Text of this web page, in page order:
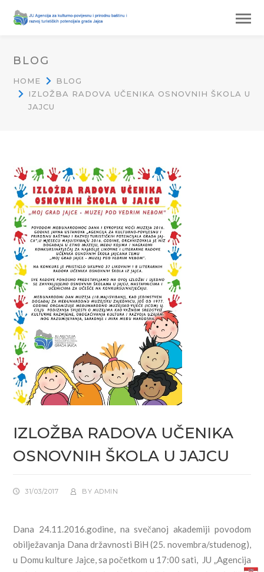
BLOG
HOME
BLOG
IZLOŽBA RADOVA UČENIKA OSNOVNIH ŠKOLA U
JAJCU
IZLOŽBA RADOVA UČENIKA
OSNOVNIH ŠKOLA U JAJCU
31/03/2017 BY ADMIN
Dana 24.11.2016.godine, na svečanoj akademiji povodom
obilježavanja Dana državnosti BiH (25. novembra/studenog),
u Domu kulture Jajce, sa početkom u 17:00 sati, JU „Agencija